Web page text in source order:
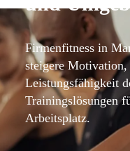
Firmenfitness in
steigere Motivation,
Leistungsfähigkeit
Trainingslösungen
Arbeitsplatz.